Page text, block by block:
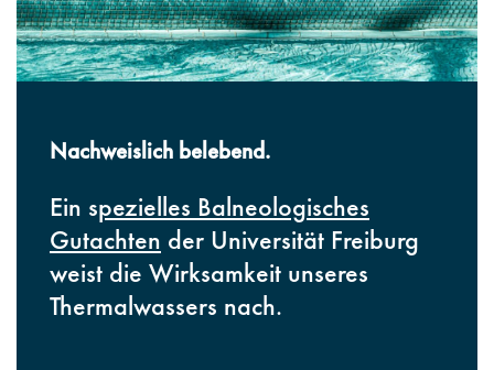
Nachweislich belebend.
Ein spezielles Balneologisches
Gutachten der Universität Freiburg
weist die Wirksamkeit unseres
Thermalwassers nach.